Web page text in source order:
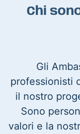
Chi
Gli
professionisti
il nostro
Sono
valori e la